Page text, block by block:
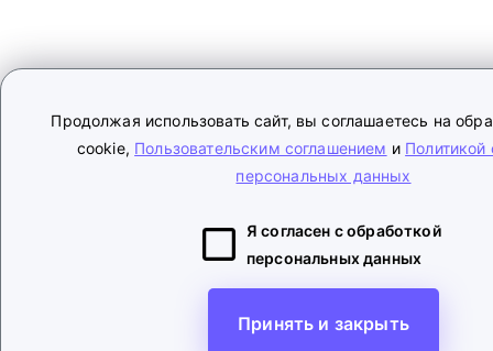
Продолжая использовать сайт, вы соглашаетесь на
cookie, Пользовательским соглашением и Политикой
персональных данных
Я согласен с обработкой
персональных данных
Принять и закрыть